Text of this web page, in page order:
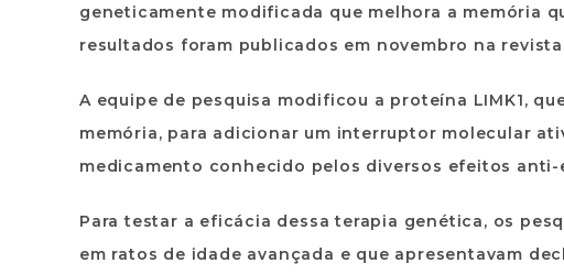
geneticamente modificada que melhora a memória
resultados foram publicados em novembro na
A equipe de pesquisa modificou a proteína LIMK1,
memória, para adicionar um interruptor molecular
medicamento conhecido pelos diversos efeitos
Para testar a eficácia dessa terapia genética, os
em ratos de idade avançada e que apresentavam